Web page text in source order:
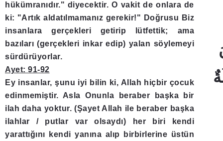
hükümranıdır." diyecektir. O vakit de onlara de
ki: "Artık aldatılmamanız gerekir!" Doğrusu Biz
insanlara gerçekleri getirip lütfettik; ama
bazıları (gerçekleri inkar edip) yalan söylemeyi
sürdürüyorlar.
Ayet: 91-92
Ey insanlar, şunu iyi bilin ki, Allah hiçbir çocuk
edinmemiştir. Asla Onunla beraber başka bir
ilah daha yoktur. (Şayet Allah ile beraber başka
ilahlar / putlar var olsaydı) her biri kendi
yarattığını kendi yanına alıp birbirlerine üstün